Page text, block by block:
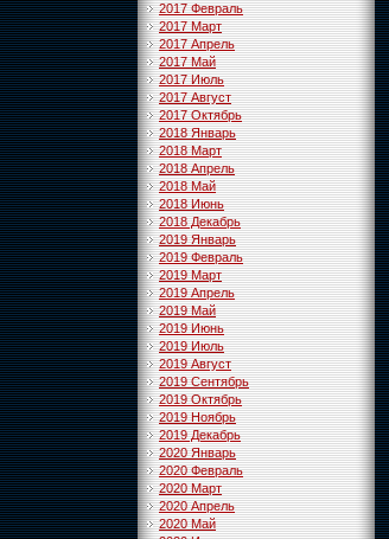
2017 Февраль
2017 Март
2017 Апрель
2017 Май
2017 Июль
2017 Август
2017 Октябрь
2018 Январь
2018 Март
2018 Апрель
2018 Май
2018 Июнь
2018 Декабрь
2019 Январь
2019 Февраль
2019 Март
2019 Апрель
2019 Май
2019 Июнь
2019 Июль
2019 Август
2019 Сентябрь
2019 Октябрь
2019 Ноябрь
2019 Декабрь
2020 Январь
2020 Февраль
2020 Март
2020 Апрель
2020 Май